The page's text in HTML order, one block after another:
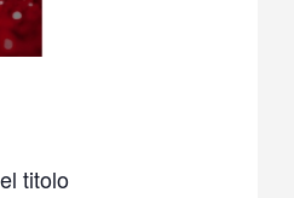
titolo